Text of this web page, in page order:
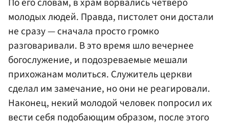
молодых людей. Правда, пистолет они достали
не сразу — сначала просто громко
разговаривали. В это время шло вечернее
богослужение, и подозреваемые мешали
прихожанам молиться. Служитель церкви
сделал им замечание, но они не реагировали.
Наконец, некий молодой человек попросил их
вести себя подобающим образом, после этого